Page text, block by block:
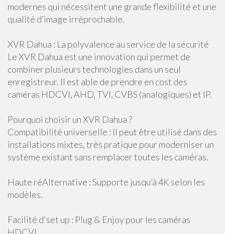
modernes qui nécessitent une grande flexibilité et une
qualité d’image irréprochable.
XVR Dahua : La polyvalence au service de la sécurité
Le XVR Dahua est une innovation qui permet de
combiner plusieurs technologies dans un seul
enregistreur. Il est able de prendre en cost des
caméras HDCVI, AHD, TVI, CVBS (analogiques) et IP.
Pourquoi choisir un XVR Dahua ?
Compatibilité universelle : Il peut être utilisé dans des
installations mixtes, très pratique pour moderniser un
système existant sans remplacer toutes les caméras.
Haute réAlternative : Supporte jusqu’à 4K selon les
modèles.
Facilité d'set up : Plug & Enjoy pour les caméras